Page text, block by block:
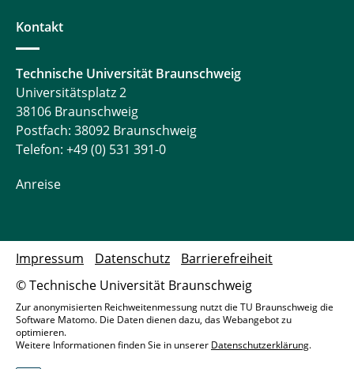
Kontakt
Technische Universität Braunschweig
Universitätsplatz 2
38106 Braunschweig
Postfach: 38092 Braunschweig
Telefon: +49 (0) 531 391-0
Anreise
© Technische Universität Braunschweig
Impressum Datenschutz Barrierefreiheit
Zur anonymisierten Reichweitenmessung nutzt die TU Braunschweig die
Software Matomo. Die Daten dienen dazu, das Webangebot zu
optimieren.
Weitere Informationen finden Sie in unserer Datenschutzerklärung.